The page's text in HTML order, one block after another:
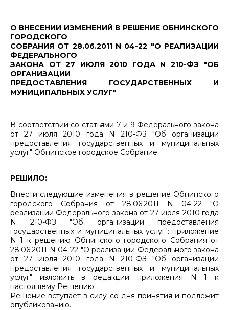
О ВНЕСЕНИИ ИЗМЕНЕНИЙ В РЕШЕНИЕ ОБНИНСКОГО
ГОРОДСКОГО
СОБРАНИЯ ОТ 28.06.2011 N 04-22 "О РЕАЛИЗАЦИИ
ФЕДЕРАЛЬНОГО
ЗАКОНА ОТ 27 ИЮЛЯ 2010 ГОДА N 210-ФЗ "ОБ
ОРГАНИЗАЦИИ
ПРЕДОСТАВЛЕНИЯ ГОСУДАРСТВЕННЫХ И
МУНИЦИПАЛЬНЫХ УСЛУГ"
В соответствии со статьями 7 и 9 Федерального закона
от 27 июля 2010 года N 210-ФЗ "Об организации
предоставления государственных и муниципальных
услуг" Обнинское городское Собрание
РЕШИЛО:
Внести следующие изменения в решение Обнинского
городского Собрания от 28.06.2011 N 04-22 "О
реализации Федерального закона от 27 июля 2010 года
N 210-ФЗ "Об организации предоставления
государственных и муниципальных услуг": приложение
N 1 к решению Обнинского городского Собрания от
28.06.2011 N 04-22 "О реализации Федерального закона
от 27 июля 2010 года N 210-ФЗ "Об организации
предоставления государственных и муниципальных
услуг" изложить в редакции приложения N 1 к
настоящему Решению.
Решение вступает в силу со дня принятия и подлежит
опубликованию.